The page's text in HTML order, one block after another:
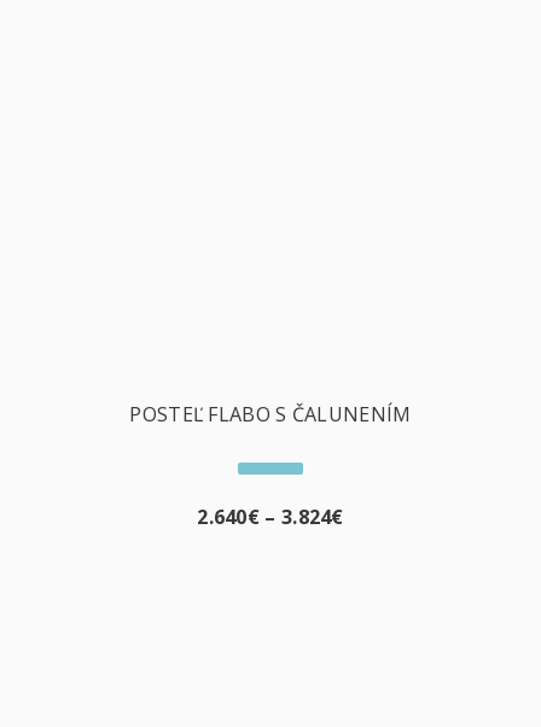
POSTEĽ FLABO S ČALUNENÍM
2.640€ – 3.824€